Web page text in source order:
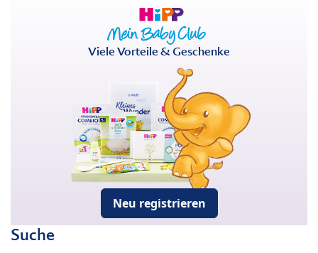
Viele Vorteile & Geschenke
Neu registrieren
Suche